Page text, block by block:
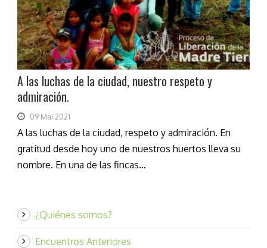
A las luchas de la ciudad, nuestro respeto y
admiración.
09 Mai 2021
A las luchas de la ciudad, respeto y admiración. En
gratitud desde hoy uno de nuestros huertos lleva su
nombre. En una de las fincas...
¿Quiénes somos?
Encuentros Anteriores